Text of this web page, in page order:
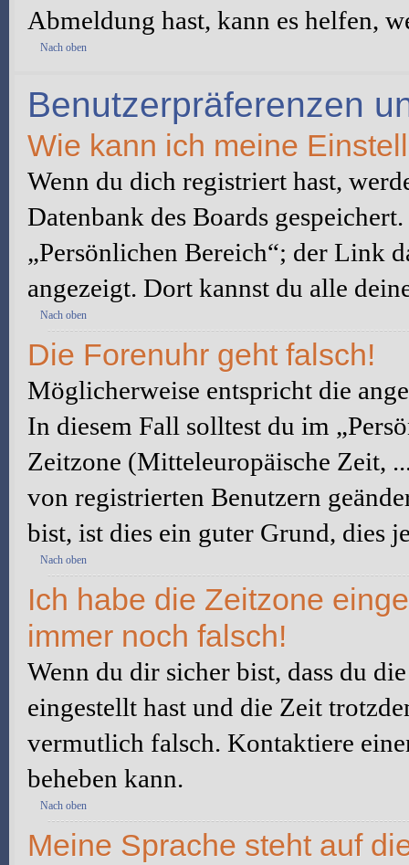
Abmeldung hast, kann es helfen,
Nach oben
Benutzerpräferenzen
Wie kann ich meine
Wenn du dich registriert hast,
Datenbank des Boards
„Persönlichen Bereich“; der Link
angezeigt. Dort kannst du alle
Nach oben
Die Forenuhr geht falsch!
Möglicherweise entspricht die
In diesem Fall solltest du im
Zeitzone (Mitteleuropäische Zeit,
von registrierten Benutzern
bist, ist dies ein guter Grund, dies
Nach oben
Ich habe die Zeitzone
immer noch falsch!
Wenn du dir sicher bist, dass du
eingestellt hast und die Zeit
vermutlich falsch. Kontaktiere
beheben kann.
Nach oben
Meine Sprache steht auf